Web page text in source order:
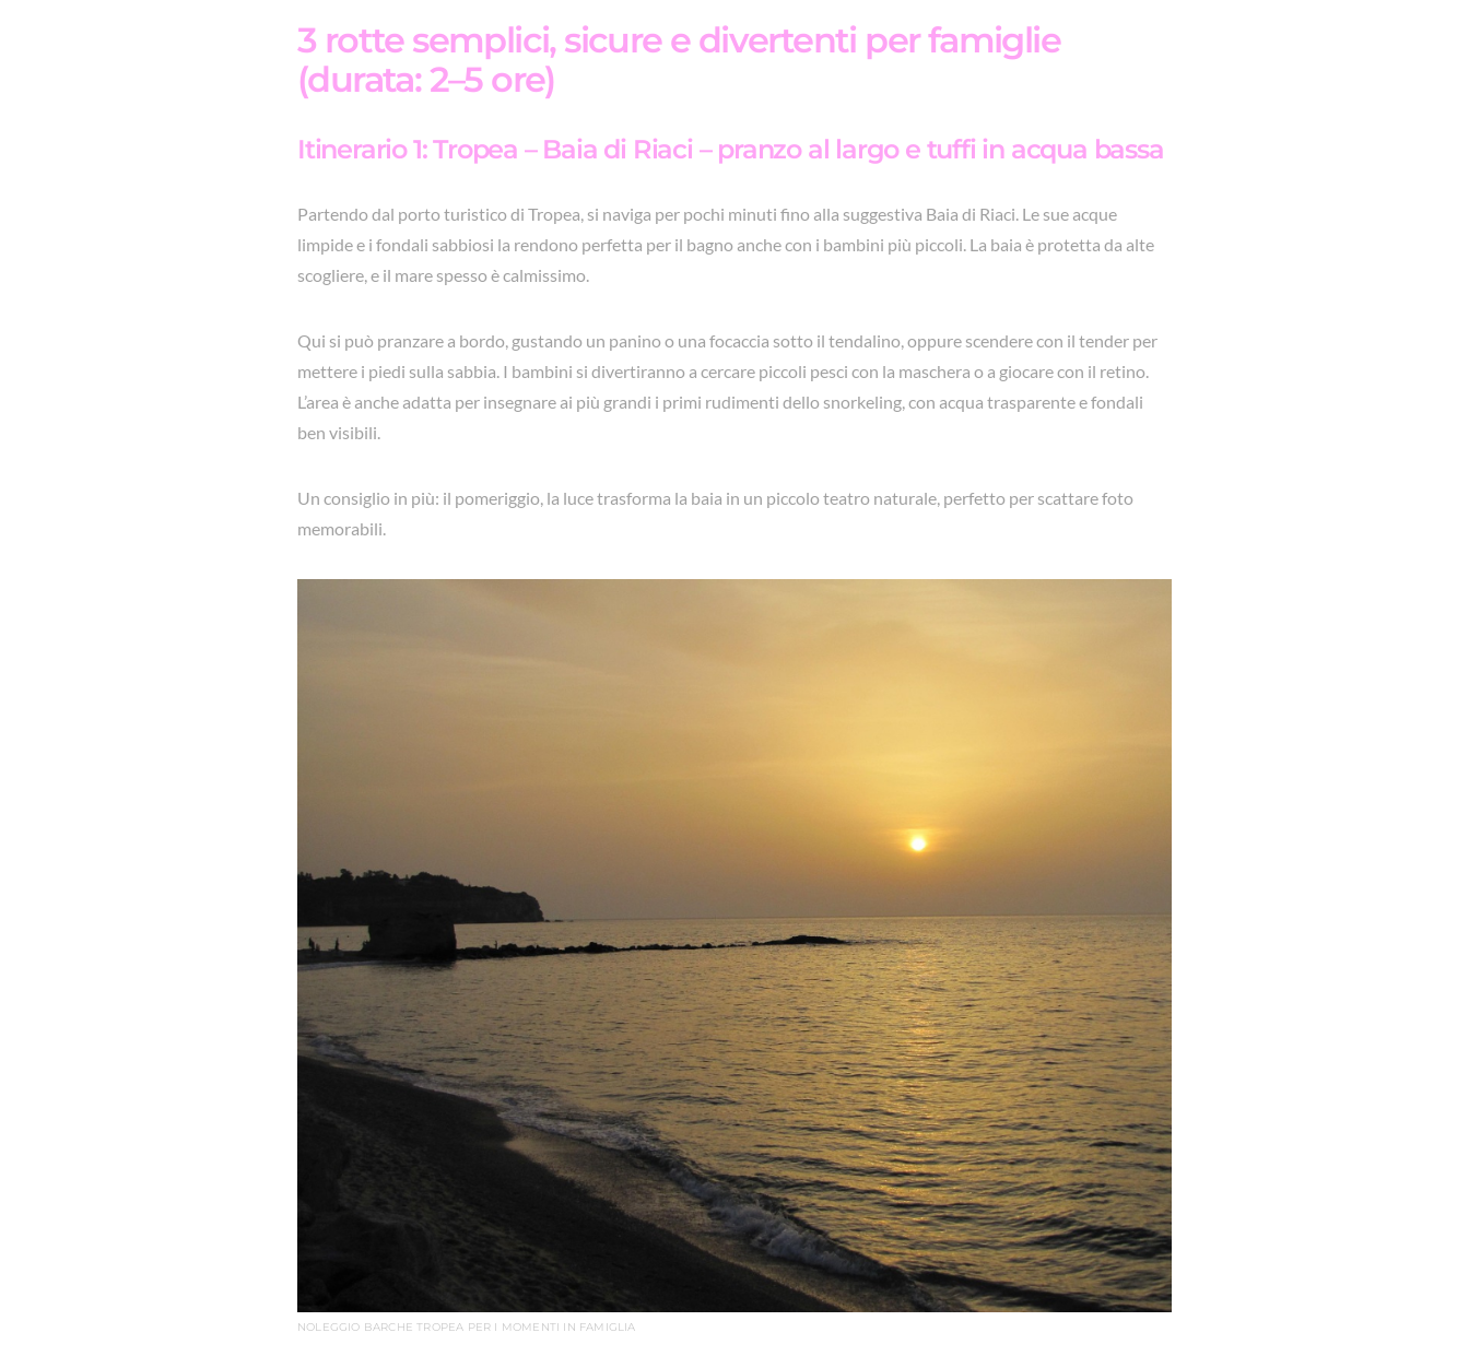
3 rotte semplici, sicure e divertenti per famiglie
(durata: 2–5 ore)
Itinerario 1: Tropea – Baia di Riaci – pranzo al largo e tuffi in acqua bassa
Partendo dal porto turistico di Tropea, si naviga per pochi minuti fino alla suggestiva Baia di Riaci. Le sue acque
limpide e i fondali sabbiosi la rendono perfetta per il bagno anche con i bambini più piccoli. La baia è protetta da alte
scogliere, e il mare spesso è calmissimo.
Qui si può pranzare a bordo, gustando un panino o una focaccia sotto il tendalino, oppure scendere con il tender per
mettere i piedi sulla sabbia. I bambini si divertiranno a cercare piccoli pesci con la maschera o a giocare con il retino.
L’area è anche adatta per insegnare ai più grandi i primi rudimenti dello snorkeling, con acqua trasparente e fondali
ben visibili.
Un consiglio in più: il pomeriggio, la luce trasforma la baia in un piccolo teatro naturale, perfetto per scattare foto
memorabili.
NOLEGGIO BARCHE TROPEA PER I MOMENTI IN FAMIGLIA